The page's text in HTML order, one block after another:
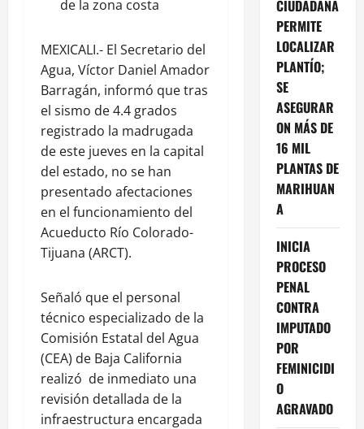
de la zona costa
MEXICALI.- El Secretario del
Agua, Víctor Daniel Amador
Barragán, informó que tras
el sismo de 4.4 grados
registrado la madrugada
de este jueves en la capital
del estado, no se han
presentado afectaciones
en el funcionamiento del
Acueducto Río Colorado-
Tijuana (ARCT).
Señaló que el personal
técnico especializado de la
Comisión Estatal del Agua
(CEA) de Baja California
realizó de inmediato una
revisión detallada de la
infraestructura encargada
CIUDADANA
PERMITE
LOCALIZAR
PLANTÍO;
SE
ASEGURAR
ON MÁS DE
16 MIL
PLANTAS DE
MARIHUAN
A
INICIA
PROCESO
PENAL
CONTRA
IMPUTADO
POR
FEMINICIDI
O
AGRAVADO